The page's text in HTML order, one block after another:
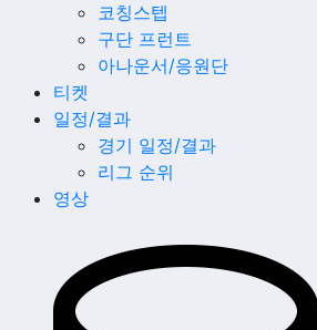
코칭스텝
구단 프런트
아나운서/응원단
티켓
일정/결과
경기 일정/결과
리그 순위
영상